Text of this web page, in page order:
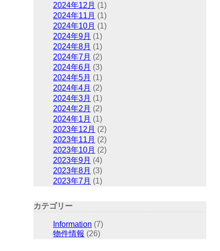
2024年12月 (1)
2024年11月 (1)
2024年10月 (1)
2024年9月 (1)
2024年8月 (1)
2024年7月 (2)
2024年6月 (3)
2024年5月 (1)
2024年4月 (2)
2024年3月 (1)
2024年2月 (2)
2024年1月 (1)
2023年12月 (2)
2023年11月 (2)
2023年10月 (2)
2023年9月 (4)
2023年8月 (3)
2023年7月 (1)
カテゴリー
Information (7)
物件情報 (26)